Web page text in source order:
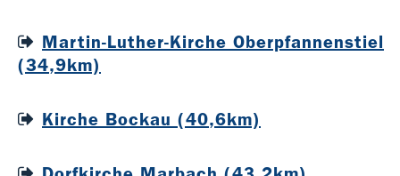
Martin-Luther-Kirche Oberpfannenstiel
(34,9km)
Kirche Bockau (40,6km)